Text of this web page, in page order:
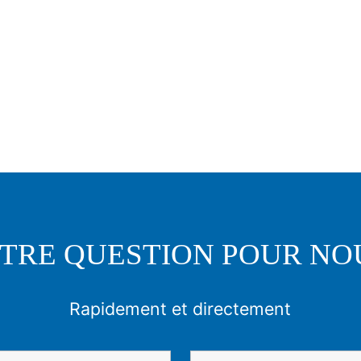
QUESTION POUR
Rapidement et directement